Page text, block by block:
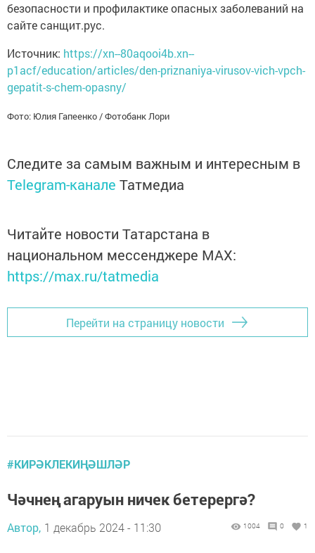
безопасности и профилактике опасных заболеваний на
сайте санщит.рус.
Источник: https://xn--80aqooi4b.xn--
p1acf/education/articles/den-priznaniya-virusov-vich-vpch-
gepatit-s-chem-opasny/
Фото: Юлия Гапеенко / Фотобанк Лори
Следите за самым важным и интересным в
Telegram-канале Татмедиа
Читайте новости Татарстана в
национальном мессенджере MАХ:
https://max.ru/tatmedia
Перейти на страницу новости
#КИРӘКЛЕКИҢӘШЛӘР
Чәчнең агаруын ничек бетерергә?
Автор, 1 декабрь 2024 - 11:30 1004 0 1